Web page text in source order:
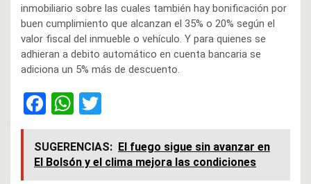
inmobiliario sobre las cuales también hay bonificación por
buen cumplimiento que alcanzan el 35% o 20% según el
valor fiscal del inmueble o vehículo. Y para quienes se
adhieran a debito automático en cuenta bancaria se
adiciona un 5% más de descuento.
F
a
ce
b
W
h
at
s
wi
tt
er
SUGERENCIAS: El fuego sigue sin avanzar en
El Bolsón y el clima mejora las condiciones